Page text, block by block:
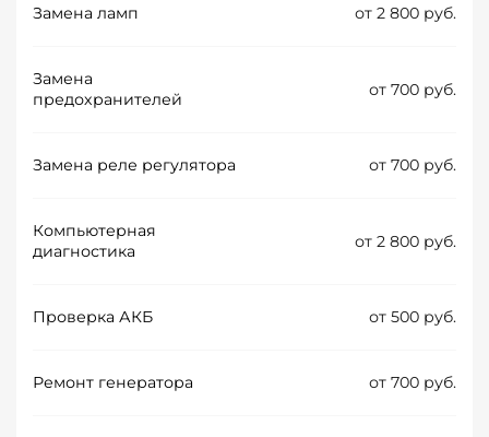
Замена ламп от 2 800 руб.
Замена
предохранителей
от 700 руб.
Замена реле регулятора от 700 руб.
Компьютерная
диагностика
от 2 800 руб.
Проверка АКБ от 500 руб.
Ремонт генератора от 700 руб.